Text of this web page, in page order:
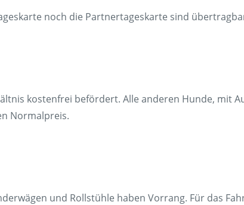
noch die Partnertageskarte sind
kostenfrei befördert. Alle anderen Hunde, mit
Normalpreis.
und Rollstühle haben Vorrang. Für das